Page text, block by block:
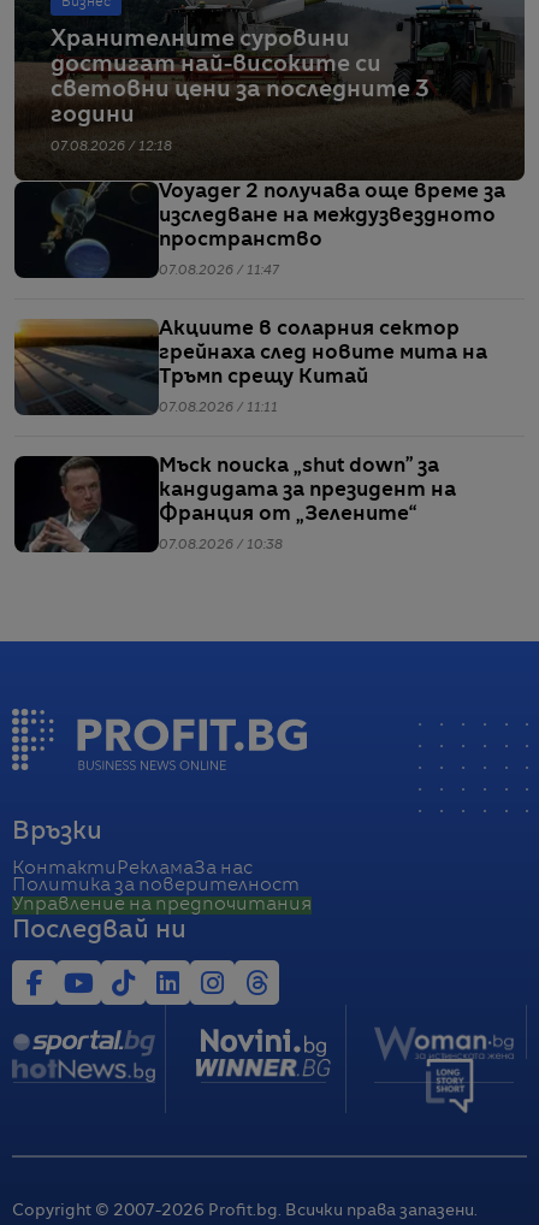
Бизнес
Хранителните суровини
достигат най-високите си
световни цени за последните 3
години
07.08.2026 / 12:18
Voyager 2 получава още време за
изследване на междузвездното
пространство
07.08.2026 / 11:47
Акциите в соларния сектор
грейнаха след новите мита на
Тръмп срещу Китай
07.08.2026 / 11:11
Мъск поиска „shut down” за
кандидата за президент на
Франция от „Зелените“
07.08.2026 / 10:38
Връзки
Контакти РекламаЗа нас
Политика за поверителност
Управление на предпочитания
Последвай ни
Copyright © 2007-2026 Profit.bg. Всички права запазени.